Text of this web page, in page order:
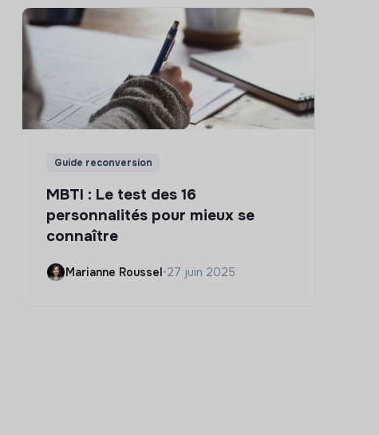
Guide reconversion
MBTI : Le test des 16
personnalités pour mieux se
connaître
Marianne Roussel•27 juin 2025